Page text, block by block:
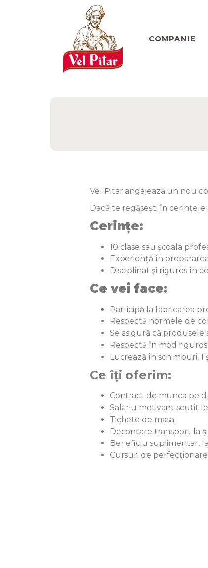
COMPANIE
Vel Pitar angajează un nou
Dacă te regăsești în cerințele
Cerințe:
10 clase sau şcoala
Experienţă în
Disciplinat şi riguros în
Ce vei face:
Participă la fabricarea
Respectă normele de
Se asigură că
Respectă în mod
Lucrează în schimburi, 1
Ce îți oferim:
Contract de munca pe
Salariu motivant scutit
Tichete de masa;
Decontare transport la
Beneficiu suplimentar,
Cursuri de